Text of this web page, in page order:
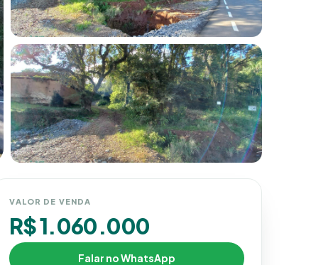
VALOR DE VENDA
R$ 1.060.000
Falar no WhatsApp